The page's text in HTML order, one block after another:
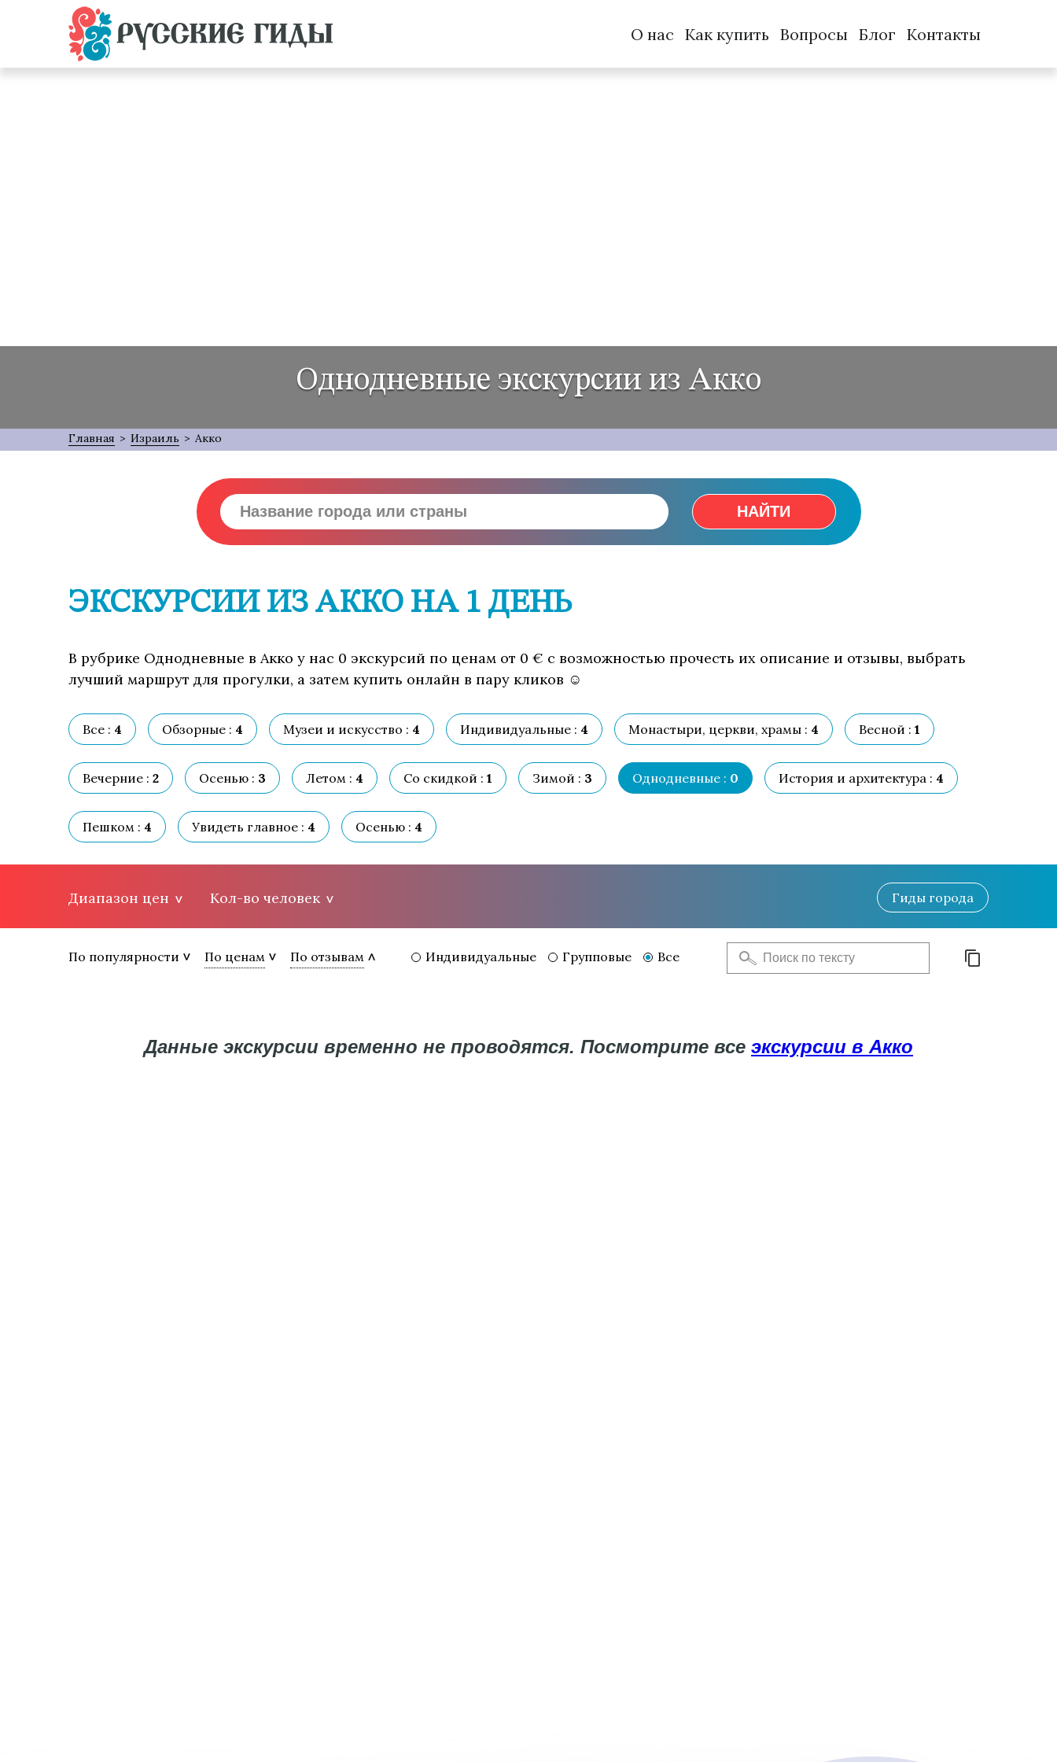
О нас Как купить Вопросы Блог Контакты
Однодневные экскурсии из Акко
Главная > Израиль > Акко
НАЙТИ
ЭКСКУРСИИ ИЗ АККО НА 1 ДЕНЬ
В рубрике Однодневные в Акко у нас 0 экскурсий по ценам от 0 € с возможностью прочесть их описание и отзывы, выбрать
лучший маршрут для прогулки, а затем купить онлайн в пару кликов ☺
Все : 4 Обзорные : 4 Музеи и искусство : 4 Индивидуальные : 4 Монастыри, церкви, храмы : 4 Весной : 1
Вечерние : 2 Осенью : 3 Летом : 4 Со скидкой : 1 Зимой : 3 Однодневные : 0 История и архитектура : 4
Пешком : 4 Увидеть главное : 4 Осенью : 4
Диапазон цен Кол-во человек Гиды города
По популярности По ценам По отзывам Индивидуальные Групповые Все
Данные экскурсии временно не проводятся. Посмотрите все экскурсии в Акко